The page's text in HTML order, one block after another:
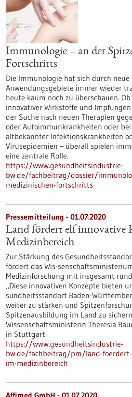
Immunologie – an der
Fortschritts
Die Immunologie hat sich durch neue
Anwendungsgebiete immer wieder
heute kaum noch zu überschauen.
innovativer Wirkstoffe und
der Suche nach neuen Therapien
oder Autoimmunkrankheiten oder
altbekannter Infektionskrankheiten
Virusepidemien – überall spielen
eine zentrale Rolle.
https://www.gesundheitsindustrie-
bw.de/fachbeitrag/dossier/
medizinischen-fortschritts
Pressemitteilung - 01.07.2020
Land fördert elf innovative
Medizinbereich
Zur Stärkung des
fördert das Wis-
Medizinforschung mit insgesamt
„Diese innovativen Konzepte bieten
sundheitsstandort Baden-
weiter zu stärken und
Spitzenausbildung im Land zu
Wissenschaftsministerin Theresia
in Stuttgart.
https://www.gesundheitsindustrie-
bw.de/fachbeitrag/pm/land-
im-medizinbereich
Affimed GmbH - 01.07.2020